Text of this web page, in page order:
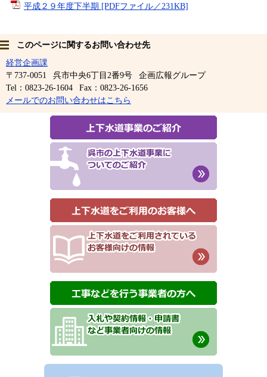
平成２９年度下半期 [PDFファイル／231KB]
このページに関するお問い合わせ先
経営企画課
〒737-0051
呉市中央6丁目2番9号
企画広報グループ
Tel：0823-26-1604
Fax：0823-26-1656
メールでのお問い合わせはこちら